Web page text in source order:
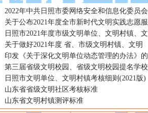
2022年中共日照市委网络安全和信息化委员会
关于公布2021年度全市新时代文明实践志愿服
日照市2021年度市级文明单位、文明村镇、文
关于做好2021年度 省、市级文明村镇、文明
印发《关于深化文明单位动态管理的办法》的
第三届省级文明校园、省级文明校园提名学校
日照市文明单位、文明村镇考核细则(2021版)
山东省省级文明社区考核标准
山东省文明村镇测评标准